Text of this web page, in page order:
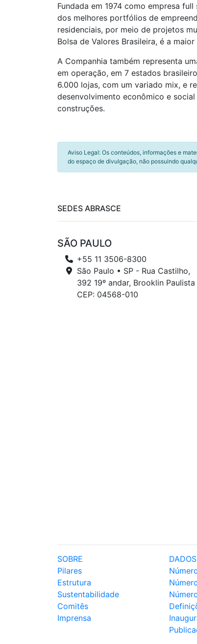
Fundada em 1974 como empresa
dos melhores portfólios de
residenciais, por meio de projetos
Bolsa de Valores Brasileira, é a
A Companhia também representa
em operação, em 7 estados
6.000 lojas, com um variado mix, e
desenvolvimento econômico e
construções.
Aviso Legal: Os conteúdos, informações e
do espaço de divulgação, não possuindo
SEDES ABRASCE
SÃO PAULO
+55 11 3506-8300
São Paulo • SP - Rua Castilho,
392 19º andar, Brooklin
CEP: 04568-010
SOBRE
Pilares
Estrutura
Sustentabilidade
Comitês
Imprensa